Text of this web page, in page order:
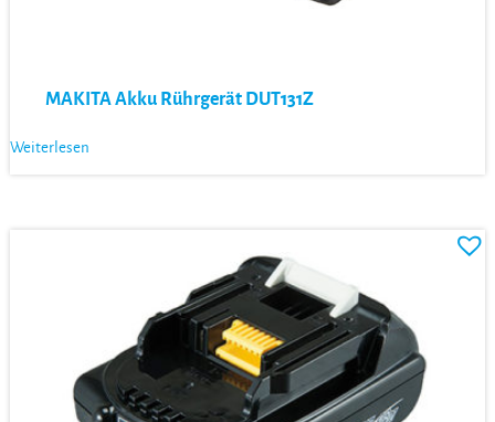
MAKITA Akku Rührgerät DUT131Z
Weiterlesen